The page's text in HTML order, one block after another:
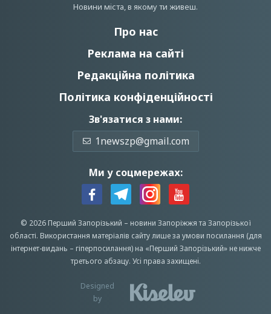
Новини мiста, в якому ти живеш.
Про нас
Реклама на сайті
Редакційна політика
Політика конфіденційності
Зв'язатися з нами:
1newszp@gmail.com
Ми у соцмережах:
© 2026 Перший Запорізький – новини Запоріжжята Запорізької
області. Використання матеріалів сайту лише за умови посилання (для
інтернет-видань – гіперпосилання) на «Перший Запорiзький» не нижче
третього абзацу. Усi права захищенi.
Designed
by